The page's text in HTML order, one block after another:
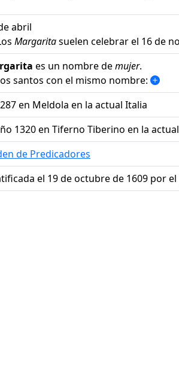
abril
Margaritasuelen celebrar el 16 de
es un nombre demujer.
santos con el mismo nombre:
en Meldola en la actual Italia
1320 en Tiferno Tiberino en la
de Predicadores
el 19 de octubre de 1609 por el